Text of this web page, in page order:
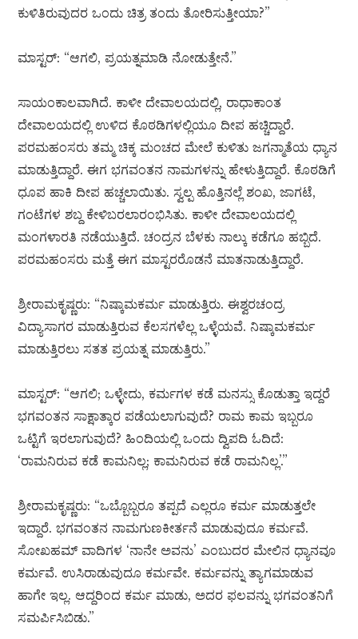
ಕುಳಿತಿರುವುದರ ಒಂದು ಚಿತ್ರ ತಂದು ತೋರಿಸುತ್ತೀಯಾ?”
ಮಾಸ್ಟರ್: “ಆಗಲಿ, ಪ್ರಯತ್ನಮಾಡಿ ನೋಡುತ್ತೇನೆ.”
ಸಾಯಂಕಾಲವಾಗಿದೆ. ಕಾಳೀ ದೇವಾಲಯದಲ್ಲಿ, ರಾಧಾಕಾಂತ
ದೇವಾಲಯದಲ್ಲಿ ಉಳಿದ ಕೊಠಡಿಗಳಲ್ಲಿಯೂ ದೀಪ ಹಚ್ಚಿದ್ದಾರೆ.
ಪರಮಹಂಸರು ತಮ್ಮ ಚಿಕ್ಕ ಮಂಚದ ಮೇಲೆ ಕುಳಿತು ಜಗನ್ಮಾತೆಯ ಧ್ಯಾನ
ಮಾಡುತ್ತಿದ್ದಾರೆ. ಈಗ ಭಗವಂತನ ನಾಮಗಳನ್ನು ಹೇಳುತ್ತಿದ್ದಾರೆ. ಕೊಠಡಿಗೆ
ಧೂಪ ಹಾಕಿ ದೀಪ ಹಚ್ಚಲಾಯಿತು. ಸ್ವಲ್ಪ ಹೊತ್ತಿನಲ್ಲೆ ಶಂಖ, ಜಾಗಟೆ,
ಗಂಟೆಗಳ ಶಬ್ದ ಕೇಳಿಬರಲಾರಂಭಿಸಿತು. ಕಾಳೀ ದೇವಾಲಯದಲ್ಲಿ
ಮಂಗಳಾರತಿ ನಡೆಯುತ್ತಿದೆ. ಚಂದ್ರನ ಬೆಳಕು ನಾಲ್ಕು ಕಡೆಗೂ ಹಬ್ಬಿದೆ.
ಪರಮಹಂಸರು ಮತ್ತೆ ಈಗ ಮಾಸ್ಟರರೊಡನೆ ಮಾತನಾಡುತ್ತಿದ್ದಾರೆ.
ಶ್ರೀರಾಮಕೃಷ್ಣರು: “ನಿಷ್ಕಾಮಕರ್ಮ ಮಾಡುತ್ತಿರು. ಈಶ್ವರಚಂದ್ರ
ವಿದ್ಯಾಸಾಗರ ಮಾಡುತ್ತಿರುವ ಕೆಲಸಗಳೆಲ್ಲ ಒಳ್ಳೆಯವೆ. ನಿಷ್ಕಾಮಕರ್ಮ
ಮಾಡುತ್ತಿರಲು ಸತತ ಪ್ರಯತ್ನ ಮಾಡುತ್ತಿರು.”
ಮಾಸ್ಟರ್: “ಆಗಲಿ; ಒಳ್ಳೇದು, ಕರ್ಮಗಳ ಕಡೆ ಮನಸ್ಸು ಕೊಡುತ್ತಾ ಇದ್ದರೆ
ಭಗವಂತನ ಸಾಕ್ಷಾತ್ಕಾರ ಪಡೆಯಲಾಗುವುದೆ? ರಾಮ ಕಾಮ ಇಬ್ಬರೂ
ಒಟ್ಟಿಗೆ ಇರಲಾಗುವುದೆ? ಹಿಂದಿಯಲ್ಲಿ ಒಂದು ದ್ವಿಪದಿ ಓದಿದೆ:
‘ರಾಮನಿರುವ ಕಡೆ ಕಾಮನಿಲ್ಲ; ಕಾಮನಿರುವ ಕಡೆ ರಾಮನಿಲ್ಲ’.”
ಶ್ರೀರಾಮಕೃಷ್ಣರು: “ಒಬ್ಬೊಬ್ಬರೂ ತಪ್ಪದೆ ಎಲ್ಲರೂ ಕರ್ಮ ಮಾಡುತ್ತಲೇ
ಇದ್ದಾರೆ. ಭಗವಂತನ ನಾಮಗುಣಕೀರ್ತನೆ ಮಾಡುವುದೂ ಕರ್ಮವೆ.
ಸೋಖಹಮ್ ವಾದಿಗಳ ‘ನಾನೇ ಅವನು’ ಎಂಬುದರ ಮೇಲಿನ ಧ್ಯಾನವೂ
ಕರ್ಮವೆ. ಉಸಿರಾಡುವುದೂ ಕರ್ಮವೇ. ಕರ್ಮವನ್ನು ತ್ಯಾಗಮಾಡುವ
ಹಾಗೇ ಇಲ್ಲ. ಆದ್ದರಿಂದ ಕರ್ಮ ಮಾಡು, ಅದರ ಫಲವನ್ನು ಭಗವಂತನಿಗೆ
ಸಮರ್ಪಿಸಿಬಿಡು.”